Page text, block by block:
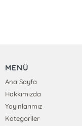
MENÜ
Ana Sayfa
Hakkımızda
Yayınlarımız
Kategoriler